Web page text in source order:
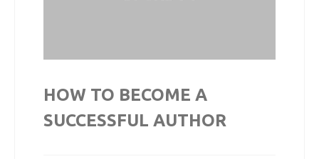
HOW TO BECOME A
SUCCESSFUL AUTHOR